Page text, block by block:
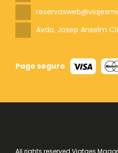
Avda. Josep Anselm
Pago seguro
All rights reserved Viatges